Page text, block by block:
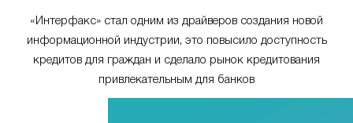
«Интерфакс» стал одним из драйверов создания новой
информационной индустрии, это повысило доступность
кредитов для граждан и сделало рынок кредитования
привлекательным для банков